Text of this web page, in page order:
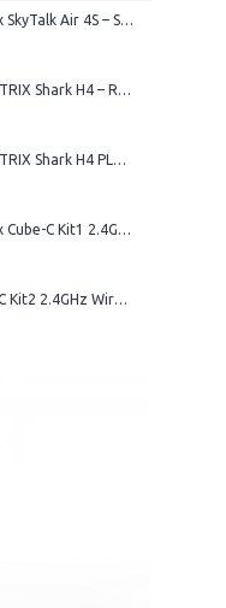
Godox SkyTalk Air 4S – Système d’intercom sans fil Full-Duplex
AVMATRIX Shark H4 – Régie vidéo HDMI 4 canaux
AVMATRIX Shark H4 PLUS – Régie vidéo HDMI 4 canaux
Godox Cube-C Kit1 2.4GHz Wireless Microphone
Cube-C Kit2 2.4GHz Wireless Microphone